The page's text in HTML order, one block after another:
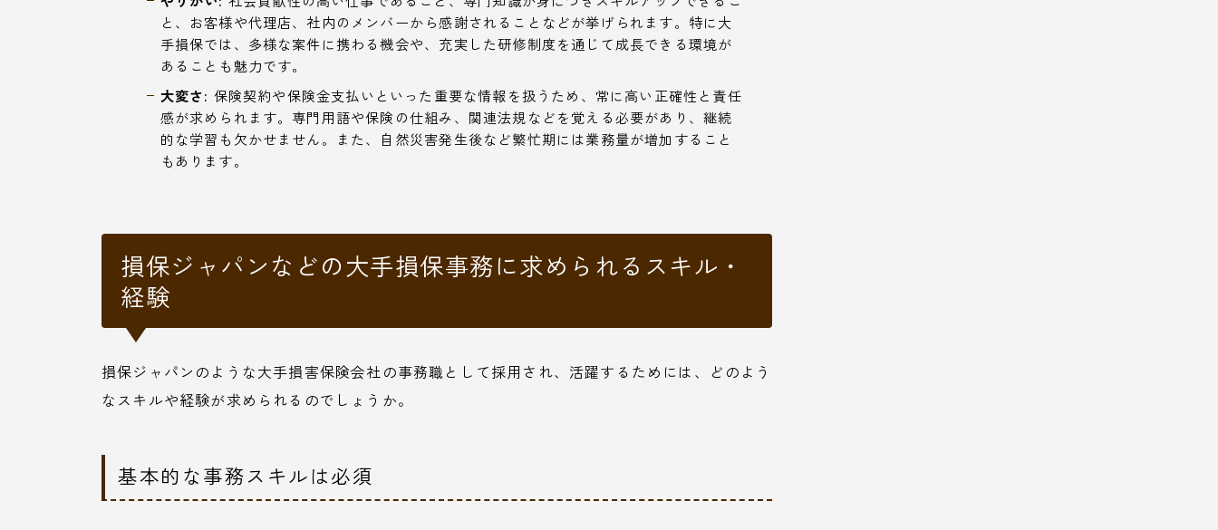
と、お客様や代理店、社内のメンバーから感謝されることなどが挙げられます。特に大
手損保では、多様な案件に携わる機会や、充実した研修制度を通じて成長できる環境が
あることも魅力です。
大変さ: 保険契約や保険金支払いといった重要な情報を扱うため、常に高い正確性と責任
感が求められます。専門用語や保険の仕組み、関連法規などを覚える必要があり、継続
的な学習も欠かせません。また、自然災害発生後など繁忙期には業務量が増加すること
もあります。
損保ジャパンなどの大手損保事務に求められるスキル・
経験
損保ジャパンのような大手損害保険会社の事務職として採用され、活躍するためには、どのよう
なスキルや経験が求められるのでしょうか。
基本的な事務スキルは必須